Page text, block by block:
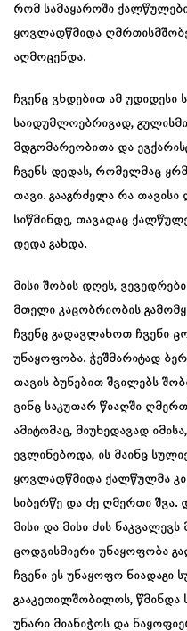
რომ სამაყაროში
ყოვლადწმიდა
აღმოცენდა.
ჩვენც ვხდებით ამ უდიდესი
საიდუმლოებრივად,
მდგომარეობითა და
ჩვენს დედას, რომელმაც
თავი. გააგრძელა რა
სიწმინდე, თავადაც
დედა გახდა.
მისი შობის დღეს,
მთელი კაცობრიობის
ჩვენც გადავლახოთ ჩვენი
უნაყოფობა. ჭეშმარიტად
თავის ბუნებით შვილებს
ვინც საკუთარ წიაღში
ამიტომაც, მიუხედავად
ევლინებოდა, ის მაინც
ყოვლადწმიდა ქალწულმა
სიბერწე და ძე ღმერთი შვა.
მისი და მისი ძის
ცოდვისმიერი უნაყოფობა
ჩვენი ეს უნაყოფო ნიადაგი
გააკეთილშობილოს, წმინდა
უნარი მიანიჭოს და